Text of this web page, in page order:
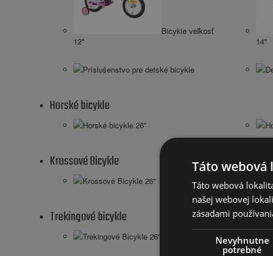
Bicykle veľkosť
12"
14"
Príslušenstvo pre detské bicykle
Horské bicykle
Horské bicykle 26''
Krossové Bicykle
Krossové Bicykle 26''
Trekingové bicykle
Trekingové Bicykle 26''
Táto webová
Táto webová
našej webovej
zásadami
Nevyhnutne
potrebné